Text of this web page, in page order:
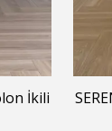
İkili